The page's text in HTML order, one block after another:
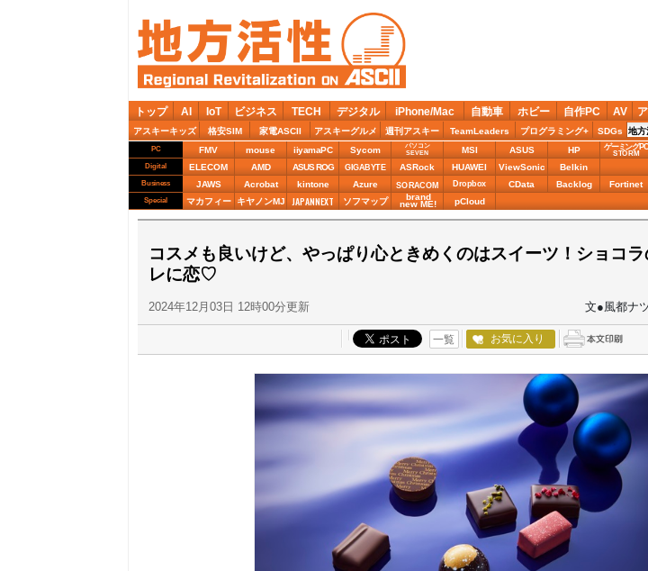
トップ AI IoT ビジネス TECH デジタル iPhone/Mac 自動車 ホビー 自作PC AV
アスキーキッズ 格安SIM 家電ASCII アスキーグルメ 週刊アスキー TeamLeaders プログラミング+ SDGs 地方
PC FMV mouse iiyamaPC Sycom
パソコン
SEVEN
MSI ASUS HP ゲーミングPC
STORM
Digital ELECOM AMD ASUS ROG GIGABYTE ASRock HUAWEI ViewSonic Belkin
Business JAWS Acrobat kintone Azure SORACOM Dropbox CData Backlog Fortinet
Special マカフィー キヤノンMJ JAPANNEXT ソフマップ brand
new ME! pCloud
コスメも良いけど、やっぱり心ときめくのはスイーツ！ショコ
レに恋♡
2024年12月03日 12時00分更新 文●風都ナ
一覧 お気に入り